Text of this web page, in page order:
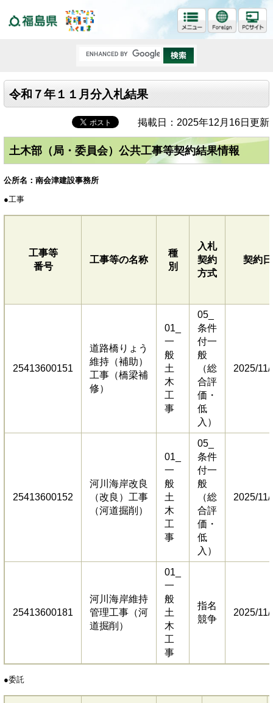
令和７年１１月分入札結果
掲載日：2025年12月16日更新
土木部（局・委員会）公共工事等契約結果情報
公所名：南会津建設事務所
●工事
工事等
番号
工事等の名称
種
別
入札
契約
方式
契約日
25413600151
道路橋りょう
維持（補助）
工事（橋梁補
修）
01_
一
般
土
木
工
事
05_
条件
付一
般
（総
合評
価・
低
入）
2025/11/
25413600152
河川海岸改良
（改良）工事
（河道掘削）
01_
一
般
土
木
工
事
05_
条件
付一
般
（総
合評
価・
低
入）
2025/11/
25413600181
河川海岸維持
管理工事（河
道掘削）
01_
一
般
土
木
工
事
指名
競争
2025/11/
​●委託